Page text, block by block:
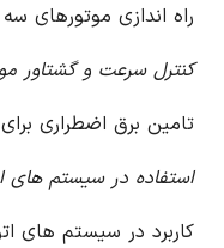
راه اندازی موتورهای
کنترل سرعت و گشتاور
تامین برق اضطراری
استفاده در سیستم های
کاربرد در سیستم های